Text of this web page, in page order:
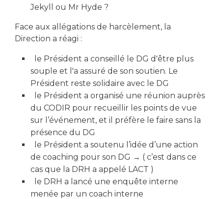
Jekyll ou Mr Hyde ?
Face aux allégations de harcèlement, la
Direction a réagi :
le Président a conseillé le DG d'être plus
souple et l'a assuré de son soutien. Le
Président reste solidaire avec le DG
le Président a organisé une réunion auprès
du CODIR pour recueillir les points de vue
sur l’événement, et il préfère le faire sans la
présence du DG
le Président a soutenu l’idée d’une action
de coaching pour son DG → ( c’est dans ce
cas que la DRH a appelé LACT )
le DRH a lancé une enquête interne
menée par un coach interne